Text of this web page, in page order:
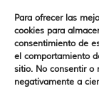
Para ofrecer las
cookies para
consentimiento de
el comportamiento
sitio. No consentir o
negativamente a